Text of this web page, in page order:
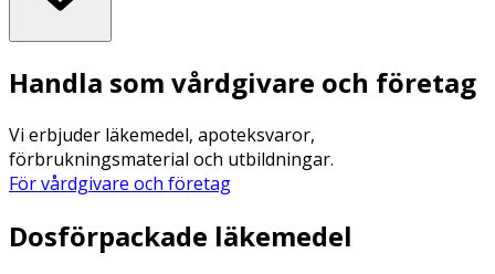
Handla som vårdgivare och företag
Vi erbjuder läkemedel, apoteksvaror,
förbrukningsmaterial och utbildningar.
För vårdgivare och företag
Dosförpackade läkemedel